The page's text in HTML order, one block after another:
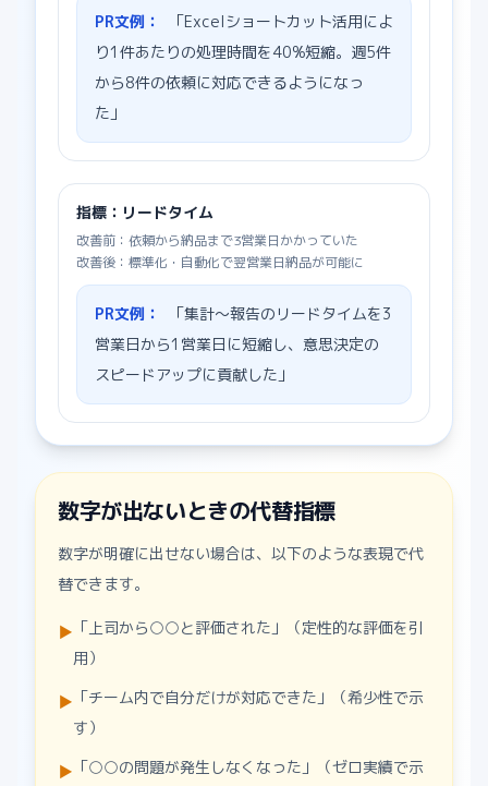
PR文例：
「Excelショートカット活用によ
り1件あたりの処理時間を40%短縮。週5件
から8件の依頼に対応できるようになっ
た」
指標： リードタイム
改善前： 依頼から納品まで3営業日かかっていた
改善後： 標準化・自動化で翌営業日納品が可能に
PR文例：
「集計〜報告のリードタイムを3
営業日から1営業日に短縮し、意思決定の
スピードアップに貢献した」
数字が出ないときの代替指標
数字が明確に出せない場合は、以下のような表現で代
替できます。
▶ 「上司から○○と評価された」（定性的な評価を引
用）
▶ 「チーム内で自分だけが対応できた」（希少性で示
す）
▶ 「○○の問題が発生しなくなった」（ゼロ実績で示